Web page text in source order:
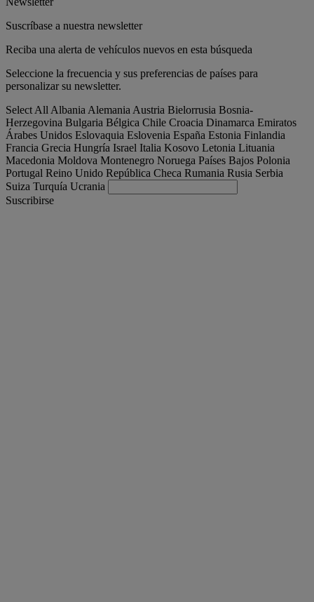
Suscríbase a nuestra newsletter
Reciba una alerta de vehículos nuevos en esta búsqueda
Seleccione la frecuencia y sus preferencias de países para
personalizar su newsletter.
Select AllAlbaniaAlemaniaAustria Bielorrusia Bosnia-
Herzegovina Bulgaria Bélgica Chile Croacia Dinamarca Emiratos
Árabes Unidos Eslovaquia Eslovenia España Estonia Finlandia
Francia Grecia Hungría Israel Italia Kosovo Letonia Lituania
Macedonia Moldova Montenegro Noruega Países Bajos Polonia
Portugal Reino Unido República Checa Rumania Rusia Serbia
Suiza Turquía Ucrania
Suscribirse